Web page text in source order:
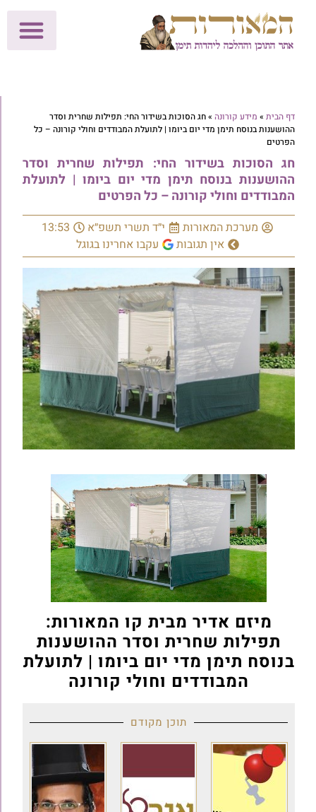
דף הבית » מידע קורונה »חג הסוכות בשידור החי: תפילות שחרית וסדר
ההושענות בנוסח תימן מדי יום ביומו | לתועלת המבודדים וחולי קורונה – כל
הפרטים
חג הסוכות בשידור החי: תפילות שחרית וסדר
ההושענות בנוסח תימן מדי יום ביומו | לתועלת
המבודדים וחולי קורונה – כל הפרטים
מערכת המאורות י״ד תשרי תשפ״א
13:53
אין תגובות
עקבו אחרינו בגוגל
מיזם אדיר מבית קו המאורות:
תפילות שחרית וסדר ההושענות
בנוסח תימן מדי יום ביומו | לתועלת
המבודדים וחולי קורונה
תוכן מקודם